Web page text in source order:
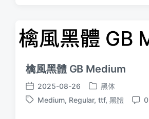
檎風黑體 GB Medium
发
布
2025-08-26
发
布
黑体
标
Medium, Regular, ttf, 黑體
评
0